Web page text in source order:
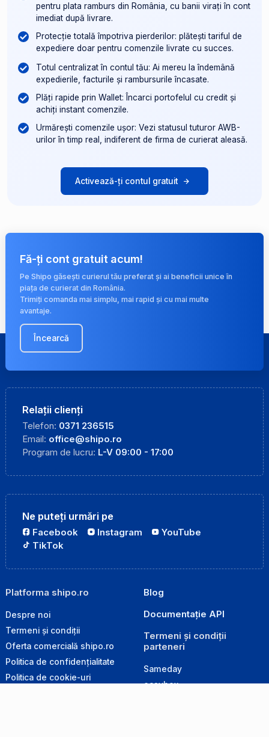
pentru plata ramburs din România, cu banii virați în cont
imediat după livrare.
Protecție totală împotriva pierderilor: plătești tariful de
expediere doar pentru comenzile livrate cu succes.
Totul centralizat în contul tău: Ai mereu la îndemână
expedierile, facturile și rambursurile încasate.
Plăți rapide prin Wallet: Încarci portofelul cu credit și
achiți instant comenzile.
Urmărești comenzile ușor: Vezi statusul tuturor AWB-
urilor în timp real, indiferent de firma de curierat aleasă.
Activează-ți contul gratuit
Fă-ți cont gratuit acum!
Pe Shipo găsești curierul tău preferat și ai beneficii unice în
piața de curierat din România.
Trimiți comanda mai simplu, mai rapid și cu mai multe
avantaje.
Încearcă
Relații clienți
Telefon: 0371 236515
Email: office@shipo.ro
Program de lucru: L-V 09:00 - 17:00
Ne puteți urmări pe
Facebook Instagram
YouTube
TikTok
Platforma shipo.ro
Despre noi
Termeni și condiții
Oferta comercială shipo.ro
Politica de confidențialitate
Politica de cookie-uri
Blog
Documentație API
Termeni și condiții
parteneri
Sameday
easybox